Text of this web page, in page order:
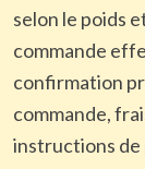
selon le poids
commande
confirmation
commande,
instructions de